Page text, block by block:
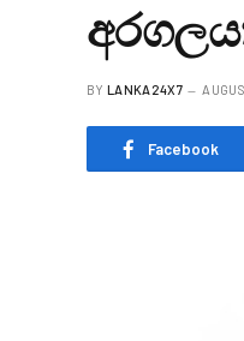
BY LANKA24X7
Facebook